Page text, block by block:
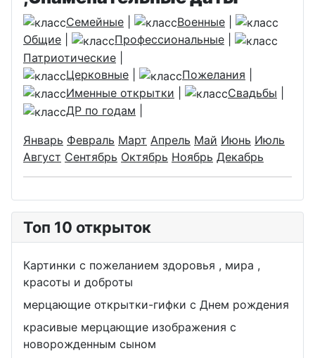
Семейные Военные
Общие
Профессиональные
Патриотические
Церковные
Пожелания
Именные открытки
Свадьбы
ДР по годам
Январь Февраль Март Апрель Май Июнь Июль
Август Сентябрь Октябрь Ноябрь Декабрь
Топ 10 открыток
Картинки с пожеланием здоровья , мира ,
красоты и доброты
мерцающие открытки-гифки с Днем рождения
красивые мерцающие изображения с
новорожденным сыном